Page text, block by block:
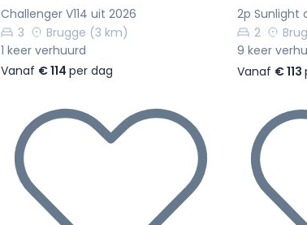
Challenger V114 uit 2026
3
Brugge (3 km)
1 keer verhuurd
Vanaf € 114 per dag
2p Sunlight
2
9 keer
Vanaf € 113